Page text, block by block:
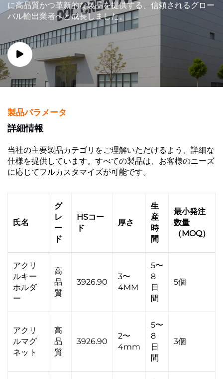
に高品質かつ革新的な製品を提供する、信頼されるグロー
バル輸出業者へと成長しました。
製品パラメータ
詳細情報
当社の主要製品カテゴリをご理解いただけるよう、詳細な
仕様を提供しています。すべての製品は、お客様のニーズ
に応じてフルカスタマイズが可能です。
氏名
グ
レ
ー
ド
HSコー
ド
厚さ
生
産
時
間
最小発注
数量
（MOQ）
アクリ
ルキー
ホルダ
ー
高
品
質
3926.90
3〜
4MM
5〜
8
日
間
5個
アクリ
ルマグ
ネット
高
品
質
3926.90
2〜
4mm
5〜
8
日
間
3個